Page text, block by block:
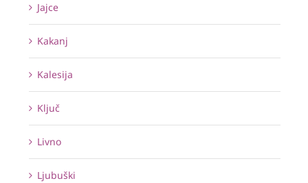
Jajce
Kakanj
Kalesija
Ključ
Livno
Ljubuški